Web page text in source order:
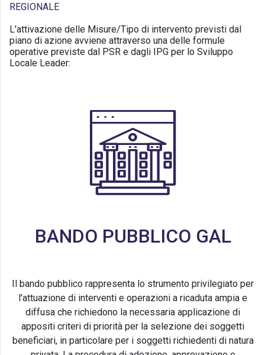
REGIONALE
L'attivazione delle Misure/Tipo di intervento previsti dal
piano di azione avviene attraverso una delle formule
operative previste dal PSR e dagli IPG per lo Sviluppo
Locale Leader:
BANDO PUBBLICO GAL
Il bando pubblico rappresenta lo strumento privilegiato per
l'attuazione di interventi e operazioni a ricaduta ampia e
diffusa che richiedono la necessaria applicazione di
appositi criteri di priorità per la selezione dei soggetti
beneficiari, in particolare per i soggetti richiedenti di natura